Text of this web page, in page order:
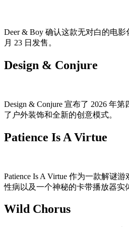
Deer & Boy 确认这款无对白的电影
月 23 日发售。
Design & Conjure
Design & Conjure 宣布了 2026 年
了户外装饰和全新的创意模式。
Patience Is A Virtue
Patience Is A Virtue 作为一款解谜
性病以及一个神秘的卡带播放器实
Wild Chorus